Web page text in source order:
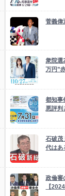
菅義偉
衆院選
万円”
都知事
悪評判
石破茂
代はあ
政倫審
【